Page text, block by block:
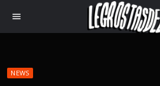
menu
NEWS